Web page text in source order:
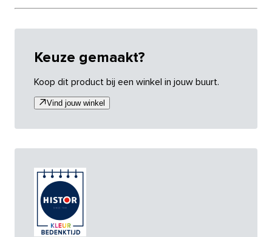
Keuze gemaakt?
Koop dit product bij een winkel in jouw buurt.
Vind jouw winkel